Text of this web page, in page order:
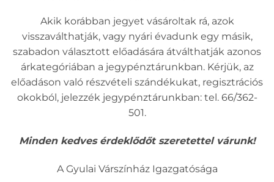
Akik korábban jegyet vásároltak rá, azok
visszaválthatják, vagy nyári évadunk egy másik,
szabadon választott előadására átválthatják azonos
árkategóriában a jegypénztárunkban. Kérjük, az
előadáson való részvételi szándékukat, regisztrációs
okokból, jelezzék jegypénztárunkban: tel. 66/362-
501.
Minden kedves érdeklődőt szeretettel várunk!
A Gyulai Várszínház Igazgatósága